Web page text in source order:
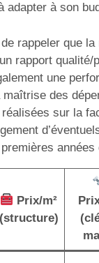
adapter à son
rappeler que la
rapport qualité/
une
des
sur la
années
Prix/m²
(structure)